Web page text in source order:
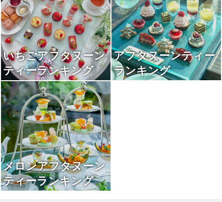
いちごアフタヌーン
ティーランキング
アフタヌーンティー
ランキング
メロンアフタヌーン
ティーランキング